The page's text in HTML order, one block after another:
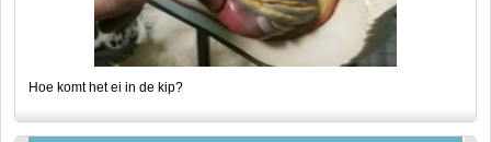
Hoe komt het ei in de kip?